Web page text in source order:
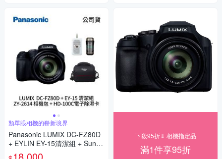
類單眼相機的嶄新境界
Panasonic LUMIX DC-FZ80D
+ EYLIN EY-15清潔組 + SunLi
ght ZY-2614相機包 + EirMai 銳
下殺95折⇓ 相機指定品
滿1件享95折